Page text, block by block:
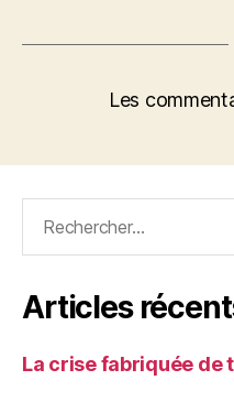
Les
Articles
La crise fabriquée de